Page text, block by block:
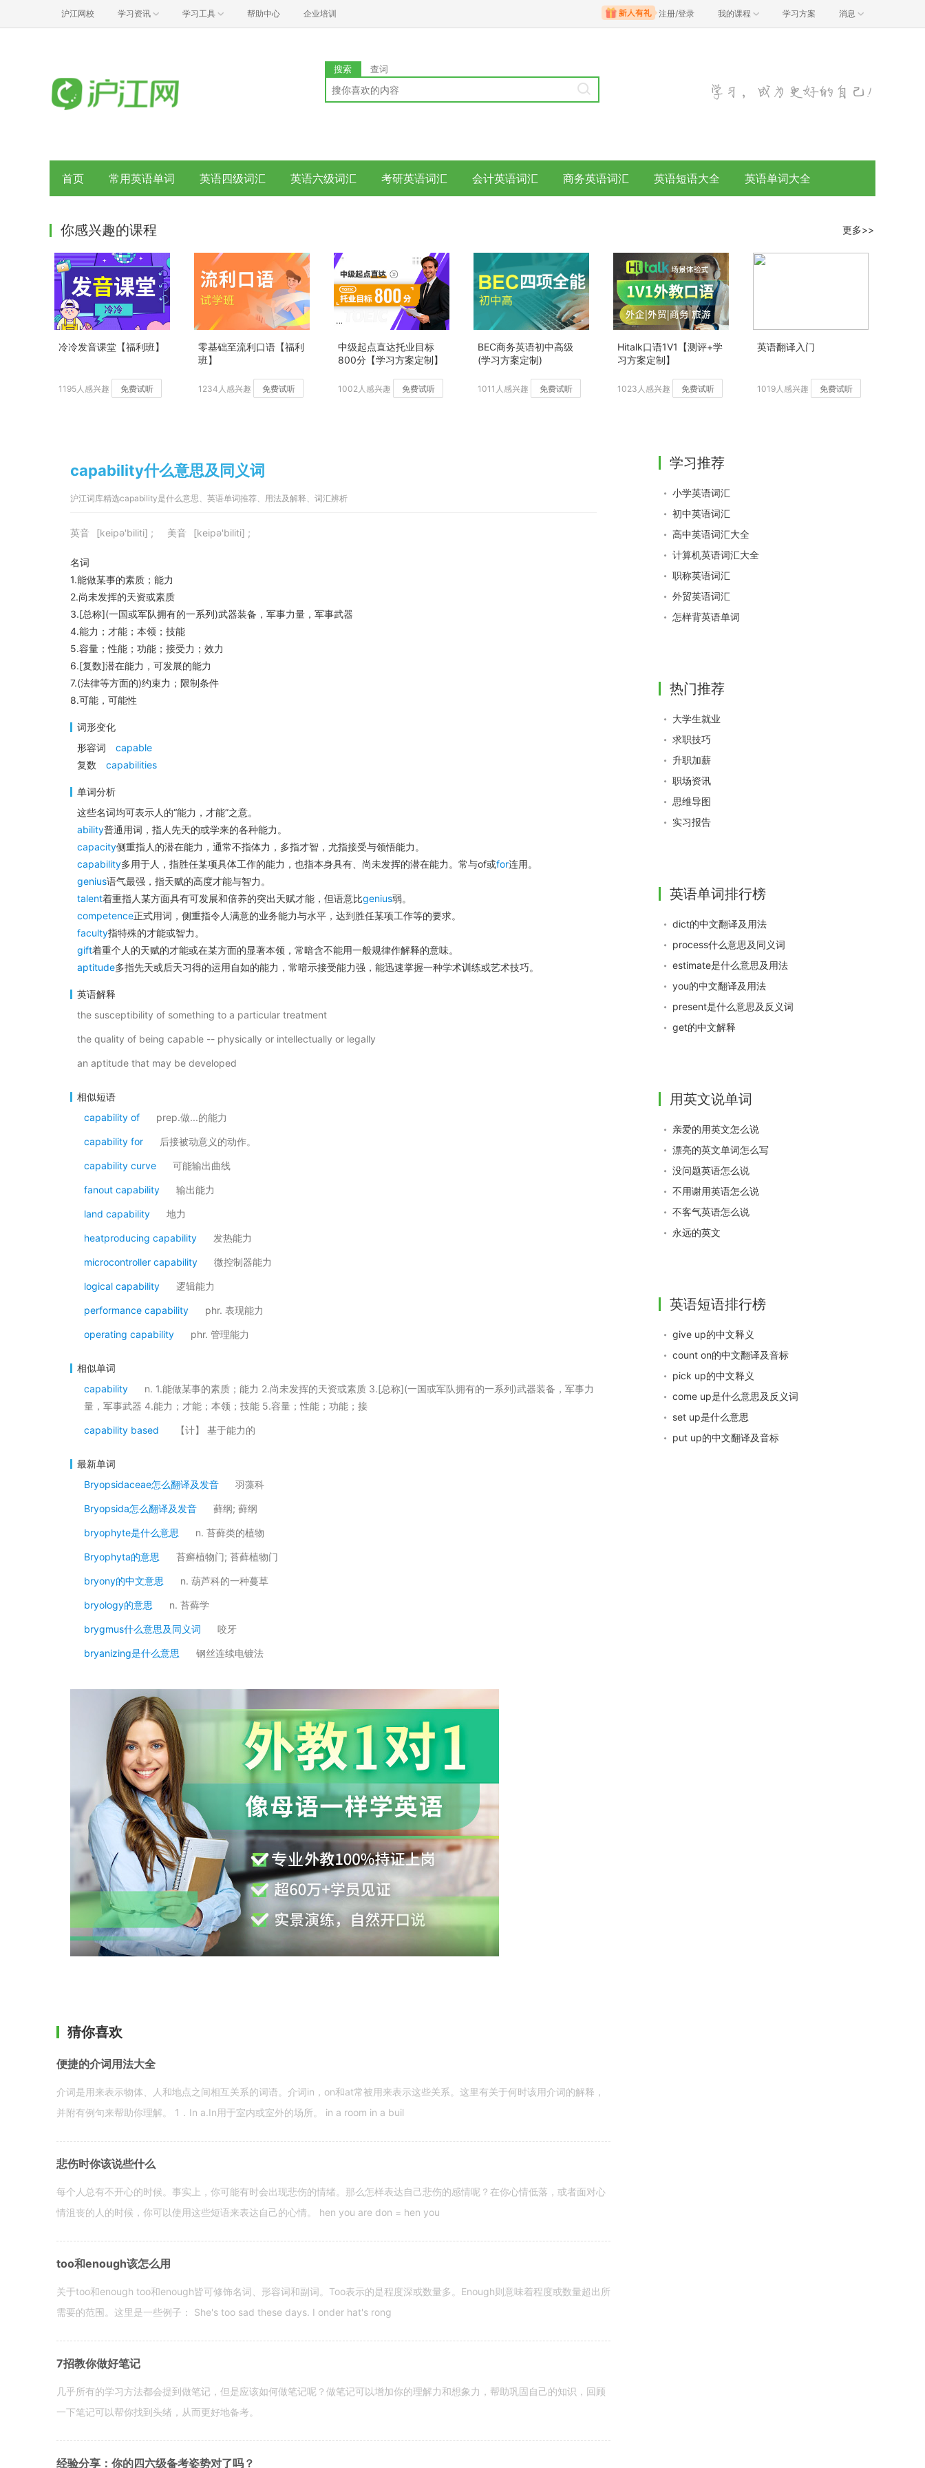
沪江网校 学习资讯 学习工具 帮助中心 企业培训 注册/登录 我的课程 学习方案 消息
搜索 查词
首页 常用英语单词 英语四级词汇 英语六级词汇 考研英语词汇 会计英语词汇 商务英语词汇 英语短语大全 英语单词大全
你感兴趣的课程 更多>>
冷冷发音课堂【福利班】
1195人感兴趣 免费试听
零基础至流利口语【福利
班】
1234人感兴趣 免费试听
中级起点直达托业目标
800分【学习方案定制】
1002人感兴趣 免费试听
BEC商务英语初中高级
(学习方案定制)
1011人感兴趣 免费试听
Hitalk口语1V1【测评+学
习方案定制】
1023人感兴趣 免费试听
英语翻译入门
1019人感兴趣 免费试听
capability什么意思及同义词
沪江词库精选capability是什么意思、英语单词推荐、用法及解释、词汇辨析
英音 [keipə'biliti] ; 美音 [keipə'biliti] ;
名词
1.能做某事的素质；能力
2.尚未发挥的天资或素质
3.[总称](一国或军队拥有的一系列)武器装备，军事力量，军事武器
4.能力；才能；本领；技能
5.容量；性能；功能；接受力；效力
6.[复数]潜在能力，可发展的能力
7.(法律等方面的)约束力；限制条件
8.可能，可能性
词形变化
形容词
capable
复数
capabilities
单词分析
这些名词均可表示人的“能力，才能”之意。
ability普通用词，指人先天的或学来的各种能力。
capacity侧重指人的潜在能力，通常不指体力，多指才智，尤指接受与领悟能力。
capability多用于人，指胜任某项具体工作的能力，也指本身具有、尚未发挥的潜在能力。常与of或for连用。
genius语气最强，指天赋的高度才能与智力。
talent着重指人某方面具有可发展和倍养的突出天赋才能，但语意比genius弱。
competence正式用词，侧重指令人满意的业务能力与水平，达到胜任某项工作等的要求。
faculty指特殊的才能或智力。
gift着重个人的天赋的才能或在某方面的显著本领，常暗含不能用一般规律作解释的意味。
aptitude多指先天或后天习得的运用自如的能力，常暗示接受能力强，能迅速掌握一种学术训练或艺术技巧。
英语解释
the susceptibility of something to a particular treatment
the quality of being capable -- physically or intellectually or legally
an aptitude that may be developed
相似短语
capability of
prep.做...的能力
capability for 后接被动意义的动作。
capability curve 可能输出曲线
fanout capability 输出能力
land capability 地力
heatproducing capability 发热能力
microcontroller capability 微控制器能力
logical capability 逻辑能力
performance capability phr. 表现能力
operating capability phr. 管理能力
相似单词
capability
n. 1.能做某事的素质；能力 2.尚未发挥的天资或素质 3.[总称](一国或军队拥有的一系列)武器装备，军事力
量，军事武器 4.能力；才能；本领；技能 5.容量；性能；功能；接
capability based 【计】 基于能力的
最新单词
Bryopsidaceae怎么翻译及发音
羽藻科
Bryopsida怎么翻译及发音 藓纲; 藓纲
bryophyte是什么意思 n. 苔藓类的植物
Bryophyta的意思 苔癣植物门; 苔藓植物门
bryony的中文意思 n. 葫芦科的一种蔓草
bryology的意思 n. 苔藓学
brygmus什么意思及同义词 咬牙
bryanizing是什么意思 钢丝连续电镀法
猜你喜欢
便捷的介词用法大全
介词是用来表示物体、人和地点之间相互关系的词语。介词in，on和at常被用来表示这些关系。这里有关于何时该用介词的解释，
并附有例句来帮助你理解。 1．In a.In用于室内或室外的场所。 in a room in a buil
悲伤时你该说些什么
每个人总有不开心的时候。事实上，你可能有时会出现悲伤的情绪。那么怎样表达自己悲伤的感情呢？在你心情低落，或者面对心
情沮丧的人的时候，你可以使用这些短语来表达自己的心情。 hen you are don = hen you
too和enough该怎么用
关于too和enough too和enough皆可修饰名词、形容词和副词。Too表示的是程度深或数量多。Enough则意味着程度或数量超出所
需要的范围。这里是一些例子： She's too sad these days. I onder hat's rong
7招教你做好笔记
几乎所有的学习方法都会提到做笔记，但是应该如何做笔记呢？做笔记可以增加你的理解力和想象力，帮助巩固自己的知识，回顾
一下笔记可以帮你找到头绪，从而更好地备考。
经验分享：你的四六级备考姿势对了吗？
学习推荐
小学英语词汇
初中英语词汇
高中英语词汇大全
计算机英语词汇大全
职称英语词汇
外贸英语词汇
怎样背英语单词
热门推荐
大学生就业
求职技巧
升职加薪
职场资讯
思维导图
实习报告
英语单词排行榜
dict的中文翻译及用法
process什么意思及同义词
estimate是什么意思及用法
you的中文翻译及用法
present是什么意思及反义词
get的中文解释
用英文说单词
亲爱的用英文怎么说
漂亮的英文单词怎么写
没问题英语怎么说
不用谢用英语怎么说
不客气英语怎么说
永远的英文
英语短语排行榜
give up的中文释义
count on的中文翻译及音标
pick up的中文释义
come up是什么意思及反义词
set up是什么意思
put up的中文翻译及音标